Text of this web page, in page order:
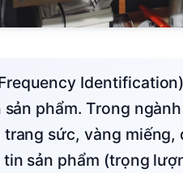
phẩm. Trong
sức, vàng
sản phẩm (trọng